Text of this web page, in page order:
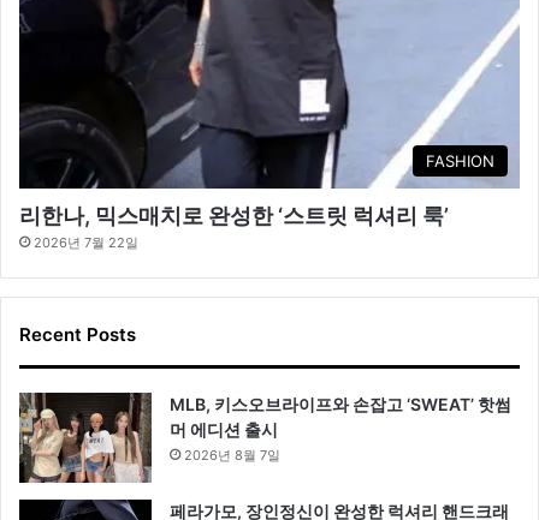
FASHION
리한나, 믹스매치로 완성한 ‘스트릿 럭셔리 룩’
2026년 7월 22일
Recent Posts
MLB, 키스오브라이프와 손잡고 ‘SWEAT’ 핫썸
머 에디션 출시
2026년 8월 7일
페라가모, 장인정신이 완성한 럭셔리 핸드크래